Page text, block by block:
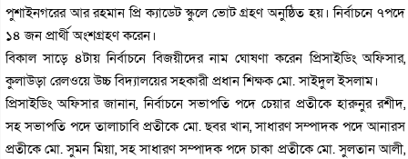
পুশাইনগরের আর রহমান প্রি ক্যাডেট স্কুলে ভোট গ্রহণ অনুষ্ঠিত হয়। নির্বাচনে ৭পদে
১৪ জন প্রার্থী অংশগ্রহণ করেন।
বিকাল সাড়ে ৪টায় নির্বাচনে বিজয়ীদের নাম ঘোষণা করেন প্রিসাইডিং অফিসার,
কুলাউড়া রেলওয়ে উচ্চ বিদ্যালয়ের সহকারী প্রধান শিক্ষক মো. সাইদুল ইসলাম।
প্রিসাইডিং অফিসার জানান, নির্বাচনে সভাপতি পদে চেয়ার প্রতীকে হারুনুর রশীদ,
সহ সভাপতি পদে তালাচাবি প্রতীকে মো. ছবর খান, সাধারণ সম্পাদক পদে আনারস
প্রতীকে মো. সুমন মিয়া, সহ সাধারণ সম্পাদক পদে চাকা প্রতীকে মো. সুলতান আলী,